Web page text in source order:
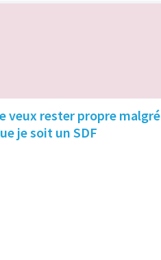
veux rester propre malgré
je soit un SDF